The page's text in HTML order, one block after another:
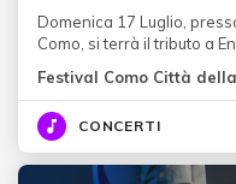
Domenica 17 Luglio,
Como, si terrà il tributo a
Festival Como Città
CONCERTI